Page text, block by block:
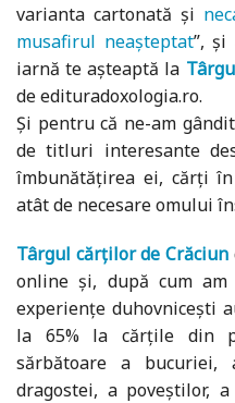
varianta cartonată și
musafirul neașteptat”, și
iarnă te așteaptă la
de edituradoxologia.ro.
Și pentru că ne-am
de titluri interesante
îmbunătățirea ei, cărți
atât de necesare omului
Târgul cărților de Crăciun
online și, după cum
experiențe duhovnicești
la 65% la cărțile din
sărbătoare a
dragostei, a poveștilor,